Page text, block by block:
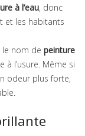
à l’eau, donc
et les habitants
nom de peinture
l’usure. Même si
odeur plus forte,